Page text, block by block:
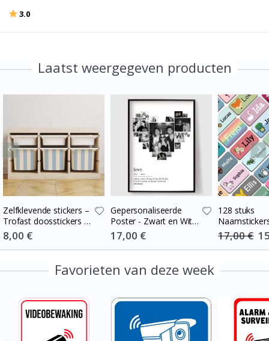
Beoordeling:
3.0
Laatst weergegeven producten
Zelfklevende stickers –
Trofast doosstickers /
Kies maat / Stripes
blue-cream
Special
Price
8,00 €
Gepersonaliseerde
Poster - Zwart en Wit
Hart Fotocollage
Special
Price
17,00 €
128 stuks
17,00 €
Favorieten van deze week